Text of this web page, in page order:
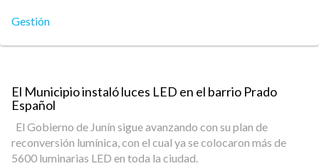
Gestión
El Municipio instaló luces LED en el barrio Prado
Español
El Gobierno de Junín sigue avanzando con su plan de
reconversión lumínica, con el cual ya se colocaron más de
5600 luminarias LED en toda la ciudad.